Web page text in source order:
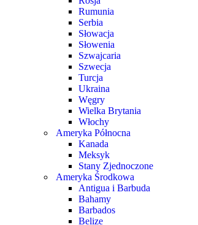
Rumunia
Serbia
Słowacja
Słowenia
Szwajcaria
Szwecja
Turcja
Ukraina
Węgry
Wielka Brytania
Włochy
Ameryka Północna
Kanada
Meksyk
Stany Zjednoczone
Ameryka Środkowa
Antigua i Barbuda
Bahamy
Barbados
Belize